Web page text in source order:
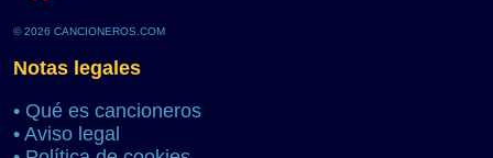
© 2026 CANCIONEROS.COM
Notas legales
• Qué es cancioneros
• Aviso legal